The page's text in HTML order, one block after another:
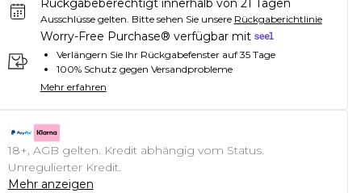
Rückgabeberechtigt innerhalb von 21 Tagen
Ausschlüsse gelten. Bitte sehen Sie unsere Rückgaberichtlinie
Worry-Free Purchase® verfügbar mit
Verlängern Sie Ihr Rückgabefenster auf 35 Tage
100% Schutz gegen Versandprobleme
Mehr erfahren
18+, AGB gelten. Kredit abhängig vom Status.
Unregulierter Kredit.
Mehr anzeigen